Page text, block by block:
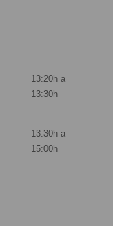
13:20h a
13:30h
13:30h a
15:00h